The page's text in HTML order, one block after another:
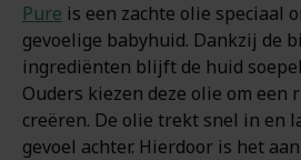
Pure is een zachte olie speciaal
gevoelige babyhuid. Dankzij de
ingrediënten blijft de huid
Ouders kiezen deze olie om een
creëren. De olie trekt snel in en
gevoel achter. Hierdoor is het